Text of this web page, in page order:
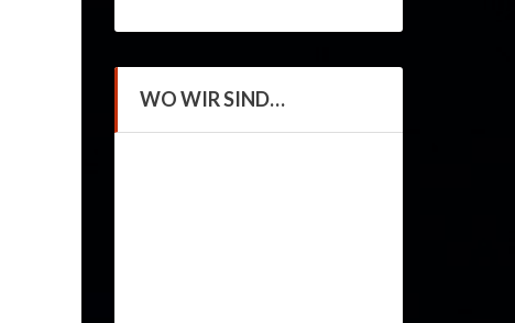
WO WIR SIND…